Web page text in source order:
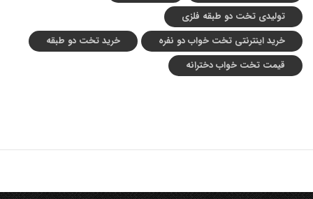
تولیدی تخت دو طبقه فلزی
خرید اینترنتی تخت خواب دو نفره
خرید تخت دو طبقه
قیمت تخت خواب دخترانه